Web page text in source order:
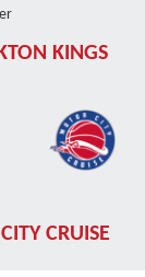
KINGS
CRUISE